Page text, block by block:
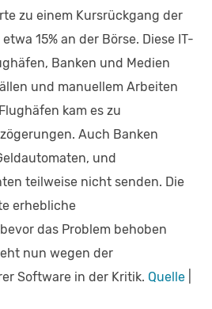
zu einem Kursrückgang der
15% an der Börse. Diese IT-
Banken und Medien
und manuellem Arbeiten
kam es zu
Auch Banken
und
teilweise nicht senden. Die
erhebliche
das Problem behoben
nun wegen der
Software in der Kritik. Quelle